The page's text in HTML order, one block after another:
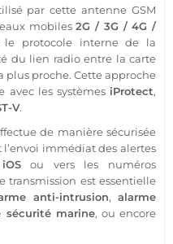
par cetteantenne GSM
mobiles2G / 3G /4G /
le protocoleinterne de la
du lien radio entre la carte
plus proche. Cette approche
les systèmes iProtect,
V.
de manière sécurisée
immédiat des alertes
iOSou vers les numéros
transmission est essentielle
anti-intrusion,alarme
sécurité marine, ou encore